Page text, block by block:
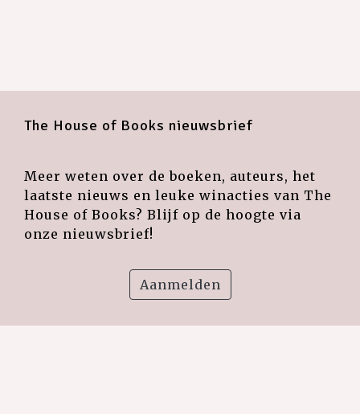
The House of Books nieuwsbrief
Meer weten over de boeken, auteurs, het
laatste nieuws en leuke winacties van The
House of Books? Blijf op de hoogte via
onze nieuwsbrief!
Aanmelden